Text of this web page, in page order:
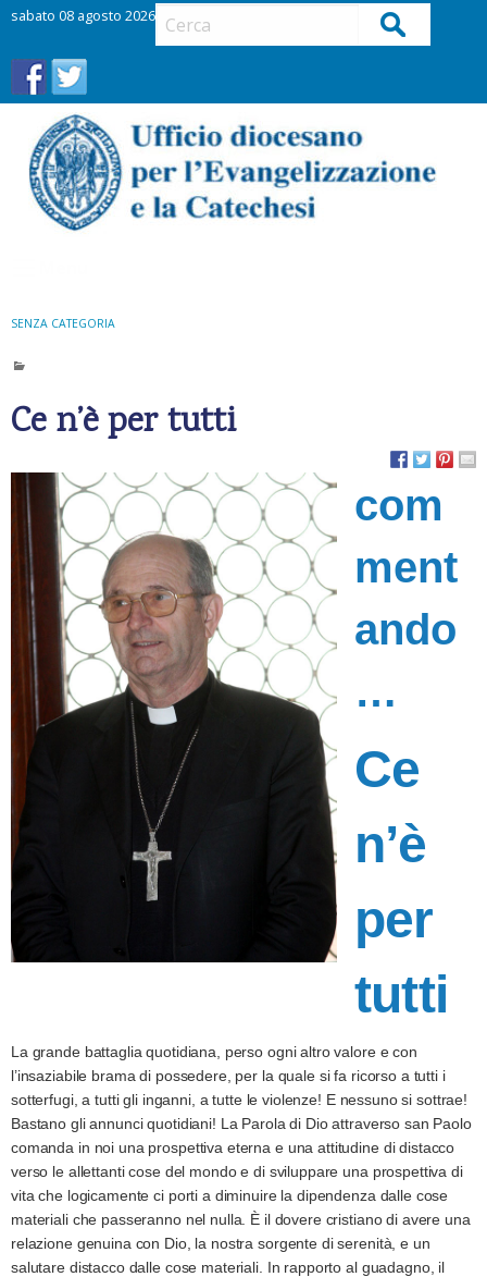
sabato 08 agosto 2026 Cerca
SENZA CATEGORIA
Ce n’è per tutti
com
ment
ando
…
Ce
n’è
per
tutti
La grande battaglia quotidiana, perso ogni altro valore e con
l’insaziabile brama di possedere, per la quale si fa ricorso a tutti i
sotterfugi, a tutti gli inganni, a tutte le violenze! E nessuno si sottrae!
Bastano gli annunci quotidiani! La Parola di Dio attraverso san Paolo
comanda in noi una prospettiva eterna e una attitudine di distacco
verso le allettanti cose del mondo e di sviluppare una prospettiva di
vita che logicamente ci porti a diminuire la dipendenza dalle cose
materiali che passeranno nel nulla. È il dovere cristiano di avere una
relazione genuina con Dio, la nostra sorgente di serenità, e un
salutare distacco dalle cose materiali. In rapporto al guadagno, il